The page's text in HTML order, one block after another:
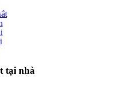
tại nhà